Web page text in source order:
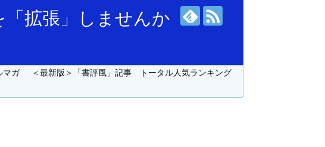
拡張」しませんか
マガ
＜最新版＞「書評風」記事 トータル人気ランキング